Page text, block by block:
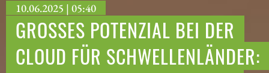
10.06.2025 | 05:40
GROSSES POTENZIAL BEI DER C
LOUD FÜR SCHWELLENLÄNDER: A